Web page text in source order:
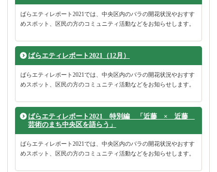
ばらエティレポート2021では、中央区内のバラの開花状況やおすす
めスポット、区民の方のコミュニティ活動などをお知らせします。
ばらエティレポート2021（12月）
ばらエティレポート2021では、中央区内のバラの開花状況やおすす
めスポット、区民の方のコミュニティ活動などをお知らせします。
ばらエティレポート2021 特別編 「近藤 × 近藤
芸術のまち中央区を語らう」
ばらエティレポート2021では、中央区内のバラの開花状況やおすす
めスポット、区民の方のコミュニティ活動などをお知らせします。